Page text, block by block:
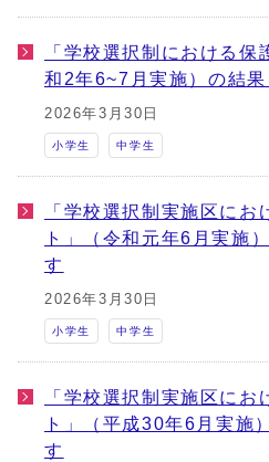
「学校選択制における
和2年6~7月実施）の結
2026年3月30日
小学生 中学生
「学校選択制実施区にお
ト」（令和元年6月実施
す
2026年3月30日
小学生 中学生
「学校選択制実施区にお
ト」（平成30年6月実施
す